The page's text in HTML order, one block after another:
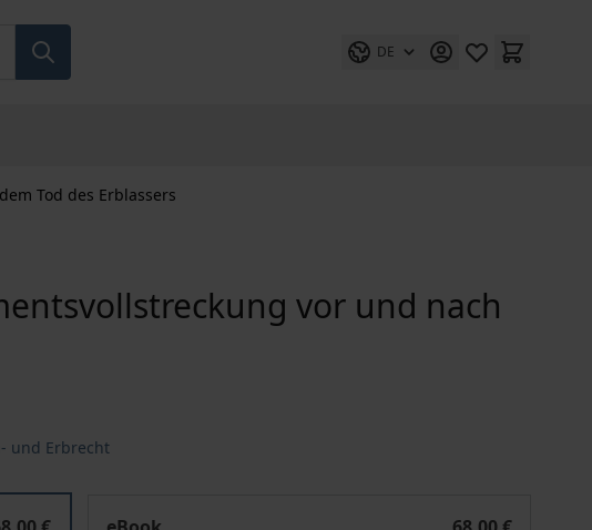
DE
Tod des Erblassers
vor und nach
und Erbrecht